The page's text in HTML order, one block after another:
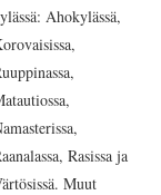
Ahokylässä,
Rasissa ja
Muut